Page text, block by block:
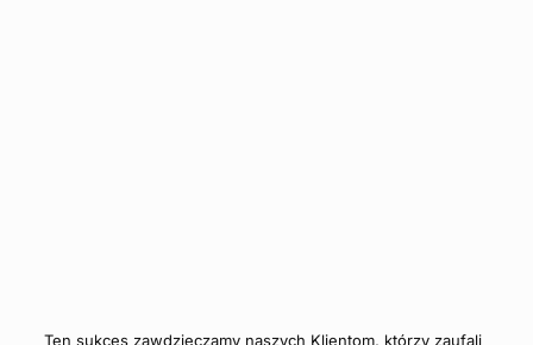
Ten sukces zawdzięczamy naszych Klientom, którzy zaufali